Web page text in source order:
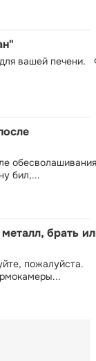
для вашей печени.
бил,...
брать
пожалуйста.